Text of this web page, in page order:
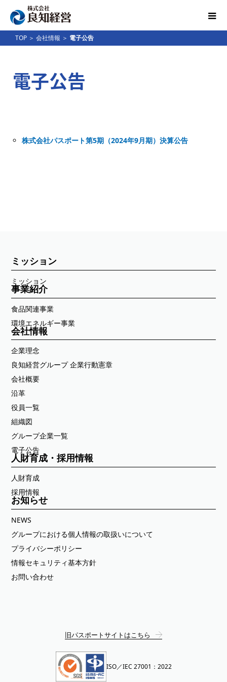
TOP ＞ 会社情報 ＞ 電子公告
電子公告
株式会社パスポート第5期（2024年9月期）決算公告
ミッション
ミッション
事業紹介
食品関連事業
環境エネルギー事業
会社情報
企業理念
良知経営グループ 企業行動憲章
会社概要
沿革
役員一覧
組織図
グループ企業一覧
電子公告
人財育成・採用情報
人財育成
採用情報
お知らせ
NEWS
グループにおける個人情報の取扱いについて
プライバシーポリシー
情報セキュリティ基本方針
お問い合わせ
旧パスポートサイトはこちら
ISO／IEC 27001：2022